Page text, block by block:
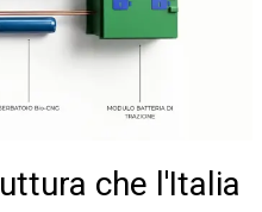
che l'Italia